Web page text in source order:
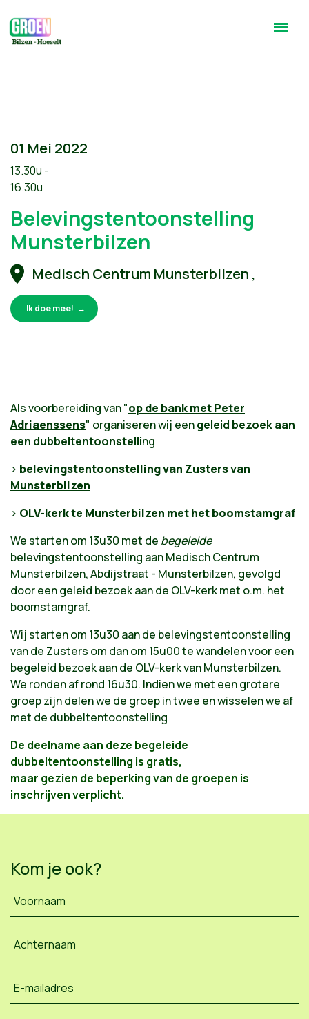
01 Mei 2022
13.30u -
16.30u
Belevingstentoonstelling
Munsterbilzen
Medisch Centrum Munsterbilzen ,
Ik doe mee!
Als voorbereiding van "op de bank met Peter
Adriaenssens" organiseren wij eengeleid bezoek aan
een dubbeltentoonstelling
> belevingstentoonstelling van Zusters van
Munsterbilzen
> OLV-kerk te Munsterbilzen met het boomstamgraf
We starten om 13u30 met de begeleide
belevingstentoonstelling aan Medisch Centrum
Munsterbilzen, Abdijstraat - Munsterbilzen, gevolgd
door een geleid bezoek aan de OLV-kerk met o.m. het
boomstamgraf.
Wij starten om 13u30 aan de belevingstentoonstelling
van de Zusters om dan om 15u00 te wandelen voor een
begeleid bezoek aan de OLV-kerk van Munsterbilzen.
We ronden af rond 16u30. Indien we met een grotere
groep zijn delen we de groep in twee en wisselen we af
met de dubbeltentoonstelling
De deelname aan deze begeleide
dubbeltentoonstelling is gratis,
maar gezien de beperking van de groepen is
inschrijven verplicht.
Kom je ook?
Voornaam
Achternaam
E-mailadres